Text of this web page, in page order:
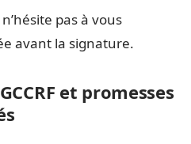
pas à vous
avant la signature.
et promesses